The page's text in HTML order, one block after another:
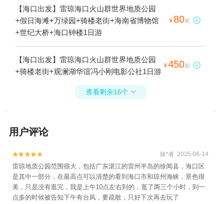
铭投山庄+东寨港红树林+海口本地玩乐+泰
迪熊博物馆+海南省博物馆+天鹅湖动物基地
+海之语海洋世界+夜游海口湾+狂欢水世界
泉亲水乐园+华彩.杰鹏游艇会+新埠岛国际游
艇会1日游
【海口出发】雷琼海口火山群世界地质公园
+假日海滩+万绿园+骑楼老街+海南省博物馆
+世纪大桥+海口钟楼1日游
¥ 80起 
【海口出发】雷琼海口火山群世界地质公园
+骑楼老街+观澜湖华谊冯小刚电影公社1日游
¥450起 
查看剩余16个 
用户评论

 旅*者 2025-06-14
雷琼地质公园范围很大，包括广东湛江的雷州半岛的徐闻县，海口区
是其中一部分，在最高点可以清楚的看到海口市和琼州海峡，景色很
美，只是没有逛完，我是上午10点左右到的，逛了两三个小时，到一
点多的时候被告知下午有台风，要疏散，只好下次再去玩了